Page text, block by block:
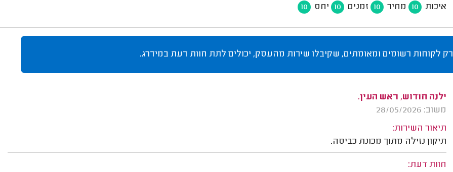
איכות 10 מחיר 10 זמנים 10 יחס 10
רק לקוחות רשומים ומאומתים, שקיבלו שירות מהעסק, יכולים לתת חוות דעת במידרג.
ילנה חודוש, ראש העין.
משוב: 28/05/2026
תיאור השירות:
תיקון נזילה מתוך מכונת כביסה.
חוות דעת: